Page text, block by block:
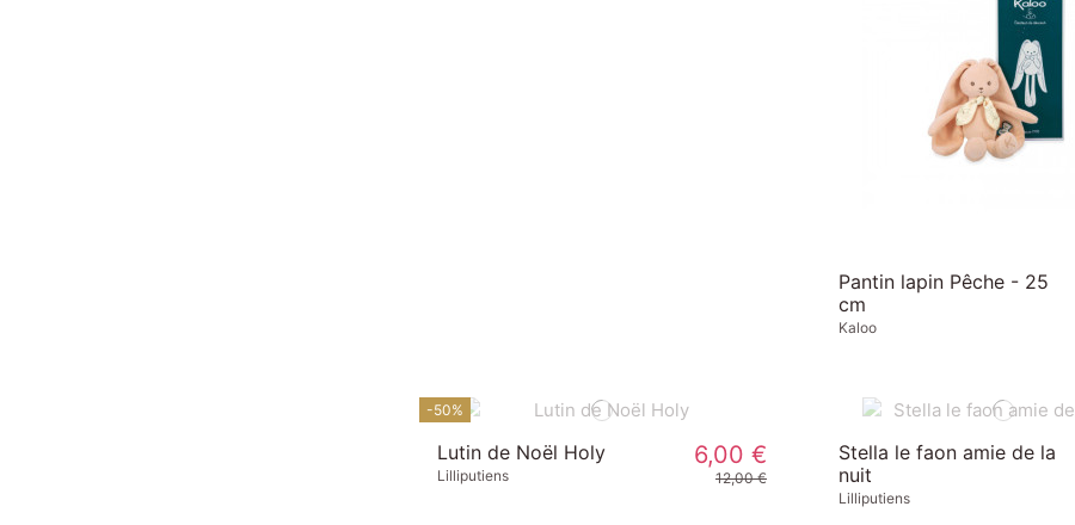
Pantin lapin Pêche - 25
cm
Kaloo
-50%
Lutin de Noël Holy
Lilliputiens
6,00 €
12,00 €
Stella le faon amie de la
nuit
Lilliputiens